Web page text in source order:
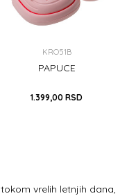
KRO51B
PAPUCE
1.399,00 RSD
vrelih letnjih dana,